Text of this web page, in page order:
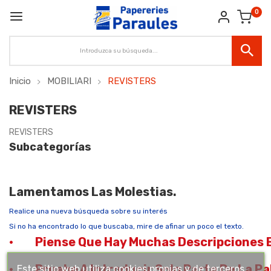
0
Inicio MOBILIARI REVISTERS
REVISTERS
REVISTERS
Subcategorías
Lamentamos Las Molestias.
Realice una nueva búsqueda sobre su interés
Si no ha encontrado lo que buscaba, mire de afinar un poco el texto.
·
Piense Que Hay Muchas
Este sitio web utiliza cookies propias y de terceros